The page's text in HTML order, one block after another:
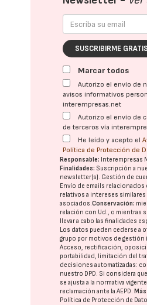
SUSCRIBIRME GRATIS
Marcar todos
Autorizo el envío de
avisos informativos
interempresas.net
Autorizo el envío de
de terceros vía
He leído y acepto el
Política de Protección de
Responsable: Interempresas
Finalidades: Suscripción a
newsletter(s). Gestión de
Envío de emails relacionados
relativos a intereses similares
asociados.Conservación:
relación con Ud., o mientras
llevar a cabo las finalidades
Los datos pueden cederse a
grupo por motivos de gestión
Acceso, rectificación,
portabilidad, limitación del
decisiones automatizadas:
nuestro DPD. Si considera
se ajusta a la normativa
reclamación ante laAEPD.
Política de Protección de